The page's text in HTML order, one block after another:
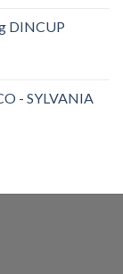
DINCUP
- SYLVANIA